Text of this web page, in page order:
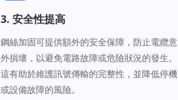
3. 安全性提高
鋼絲加固可提供額外的安全保障，防止電纜意
外損壞，以避免電路故障或危險狀況的發生。
這有助於維護訊號傳輸的完整性，並降低停機
或設備故障的風險。